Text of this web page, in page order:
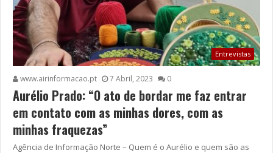
Entrevistas
www.airinformacao.pt 7 Abril, 2023 0
Aurélio Prado: “O ato de bordar me faz entrar
em contato com as minhas dores, com as
minhas fraquezas”
Agência de Informação Norte – Quem é o Aurélio e quem são as